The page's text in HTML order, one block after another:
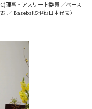
理事・アスリート委員 ／ベース
／ Baseball5現役日本代表）